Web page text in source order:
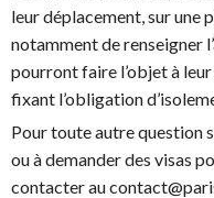
leur déplacement, sur
notamment de renseigner
pourront faire l’objet à
fixant l’obligation
Pour toute autre question
ou à demander des visas
contacter au